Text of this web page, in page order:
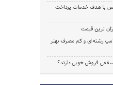
با هدف خدمات پرداخت
ترین قیمت
رشته‌ای و کم مصرف بهتر
فروش خوبی دارند؟